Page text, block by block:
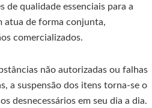
de qualidade essenciais para a
atua de forma conjunta,
comercializados.
não autorizadas ou falhas
a suspensão dos itens torna-se o
desnecessários em seu dia a dia.